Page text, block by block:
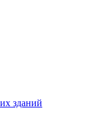
зданий